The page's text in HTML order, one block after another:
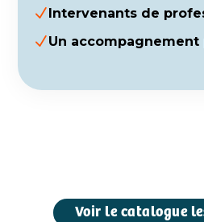
N Intervenants de
NUn accompagnement
Voir le catalogue